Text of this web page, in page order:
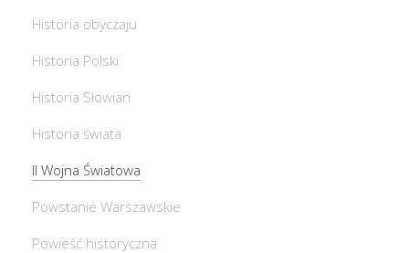
Historia obyczaju
Historia Polski
Historia Słowian
Historia świata
II Wojna Światowa
Powstanie Warszawskie
Powieść historyczna